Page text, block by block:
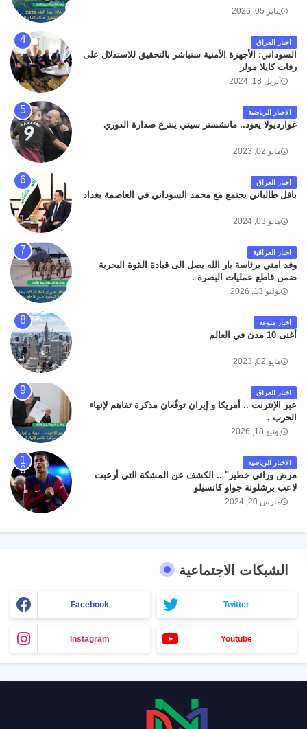
يناير 05, 2026
اخبار العراق
السوداني: الأجهزة الأمنية ستباشر بالتحقيق للاستدلال على
رفات كايلا مولر
أبريل 18, 2024
الاخبار الرياضية
غوارديولا يعود.. مانشستر سيتي ينتزع صدارة الدوري
مايو 02, 2023
اخبار العراق
بافل طالباني يجتمع مع محمد السوداني في العاصمة بغداد
مايو 03, 2024
اخبار العراقية
وفد امني برئاسة يار الله يصل الى قيادة القوة البحرية
ضمن قاطع عمليات البصرة .
يوليو 13, 2026
اخبار منوعة
أغنى 10 مدن في العالم
مايو 02, 2023
اخبار العراق
عبر الإنترنت .. أمريكا و إيران توقّعان مذكرة تفاهم لإنهاء
الحرب .
يونيو 18, 2026
الاخبار الرياضية
مرض وراثي خطير" .. الكشف عن المشكة التي أرعبت
لاعب برشلونة جواو كانسيلو
مارس 20, 2024
الشبكات الاجتماعية
Facebook Twitter
Instagram Youtube